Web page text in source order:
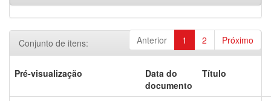
Anterior 1 2 Próximo
Conjunto de itens:
Pré-visualização
Data do
documento
Título